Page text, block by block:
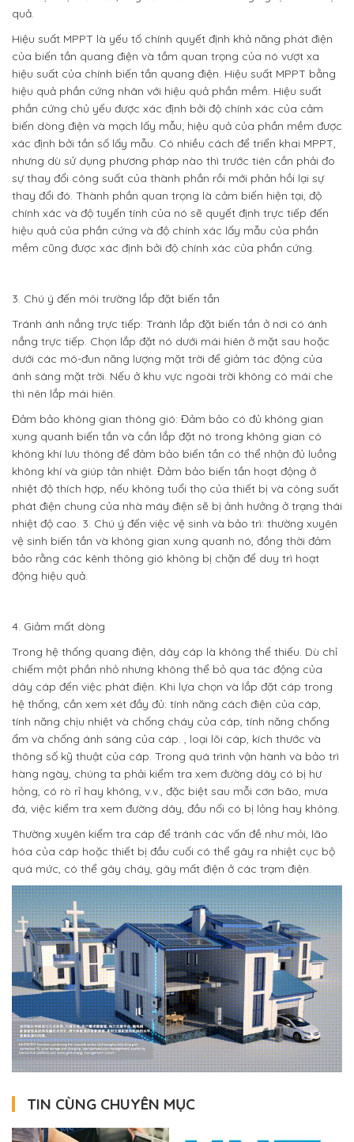
quả.
Hiệu suất MPPT là yếu tố chính quyết định khả năng phát điện
của biến tần quang điện và tầm quan trọng của nó vượt xa
hiệu suất của chính biến tần quang điện. Hiệu suất MPPT bằng
hiệu quả phần cứng nhân với hiệu quả phần mềm. Hiệu suất
phần cứng chủ yếu được xác định bởi độ chính xác của cảm
biến dòng điện và mạch lấy mẫu; hiệu quả của phần mềm được
xác định bởi tần số lấy mẫu. Có nhiều cách để triển khai MPPT,
nhưng dù sử dụng phương pháp nào thì trước tiên cần phải đo
sự thay đổi công suất của thành phần rồi mới phản hồi lại sự
thay đổi đó. Thành phần quan trọng là cảm biến hiện tại, độ
chính xác và độ tuyến tính của nó sẽ quyết định trực tiếp đến
hiệu quả của phần cứng và độ chính xác lấy mẫu của phần
mềm cũng được xác định bởi độ chính xác của phần cứng.
3. Chú ý đến môi trường lắp đặt biến tần
Tránh ánh nắng trực tiếp: Tránh lắp đặt biến tần ở nơi có ánh
nắng trực tiếp. Chọn lắp đặt nó dưới mái hiên ở mặt sau hoặc
dưới các mô-đun năng lượng mặt trời để giảm tác động của
ánh sáng mặt trời. Nếu ở khu vực ngoài trời không có mái che
thì nên lắp mái hiên.
Đảm bảo không gian thông gió: Đảm bảo có đủ không gian
xung quanh biến tần và cần lắp đặt nó trong không gian có
không khí lưu thông để đảm bảo biến tần có thể nhận đủ luồng
không khí và giúp tản nhiệt. Đảm bảo biến tần hoạt động ở
nhiệt độ thích hợp, nếu không tuổi thọ của thiết bị và công suất
phát điện chung của nhà máy điện sẽ bị ảnh hưởng ở trạng thái
nhiệt độ cao. 3. Chú ý đến việc vệ sinh và bảo trì: thường xuyên
vệ sinh biến tần và không gian xung quanh nó, đồng thời đảm
bảo rằng các kênh thông gió không bị chặn để duy trì hoạt
động hiệu quả.
4. Giảm mất dòng
Trong hệ thống quang điện, dây cáp là không thể thiếu. Dù chỉ
chiếm một phần nhỏ nhưng không thể bỏ qua tác động của
dây cáp đến việc phát điện. Khi lựa chọn và lắp đặt cáp trong
hệ thống, cần xem xét đầy đủ: tính năng cách điện của cáp,
tính năng chịu nhiệt và chống cháy của cáp, tính năng chống
ẩm và chống ánh sáng của cáp. , loại lõi cáp, kích thước và
thông số kỹ thuật của cáp. Trong quá trình vận hành và bảo trì
hàng ngày, chúng ta phải kiểm tra xem đường dây có bị hư
hỏng, có rò rỉ hay không, v.v., đặc biệt sau mỗi cơn bão, mưa
đá, việc kiểm tra xem đường dây, đầu nối có bị lỏng hay không.
Thường xuyên kiểm tra cáp để tránh các vấn đề như mỏi, lão
hóa của cáp hoặc thiết bị đầu cuối có thể gây ra nhiệt cục bộ
quá mức, có thể gây cháy, gây mất điện ở các trạm điện.
TIN CÙNG CHUYÊN MỤC